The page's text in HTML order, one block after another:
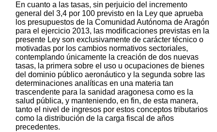
En cuanto a las tasas, sin perjuicio del incremento
general del 3,4 por 100 previsto en la Ley que aprueba
los presupuestos de la Comunidad Autónoma de Aragón
para el ejercicio 2013, las modificaciones previstas en la
presente Ley son exclusivamente de carácter técnico o
motivadas por los cambios normativos sectoriales,
contemplando únicamente la creación de dos nuevas
tasas, la primera sobre el uso u ocupaciones de bienes
del dominio público aeronáutico y la segunda sobre las
determinaciones analíticas en una materia tan
trascendente para la sanidad aragonesa como es la
salud pública, y manteniendo, en fin, de esta manera,
tanto el nivel de ingresos por estos conceptos tributarios
como la distribución de la carga fiscal de años
precedentes.